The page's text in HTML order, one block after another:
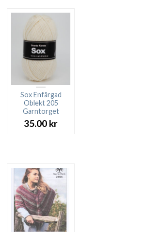
Sox Enfärgad
Oblekt 205
Garntorget
35.00 kr